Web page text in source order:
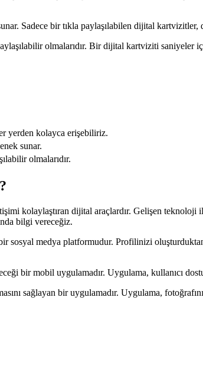
Sadece bir tıkla paylaşılabilen dijital kartvizitler,
olmalarıdır. Bir dijital kartviziti saniyeler
yerden kolayca erişebiliriz.
sunar.
olmalarıdır.
kolaylaştıran dijital araçlardır. Gelişen
bilgi vereceğiz.
sosyal medya platformudur. Profilinizi
bir mobil uygulamadır. Uygulama, kullanıcı
sağlayan bir uygulamadır. Uygulama,